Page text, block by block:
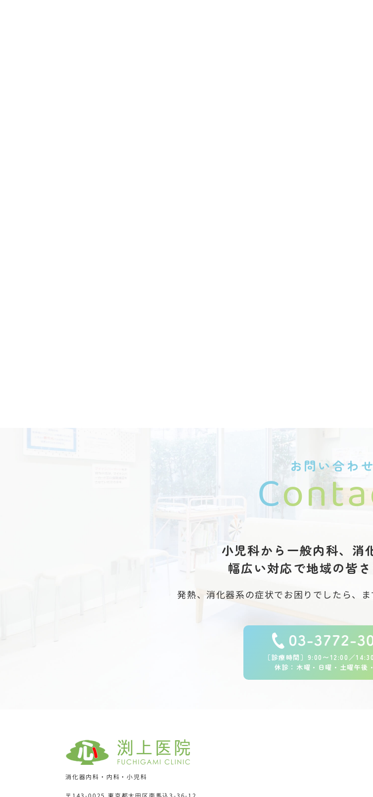
お問い合わせ
C
小児科から一般内科、 消
幅広い対応で地域の皆
発熱、消化器系の症状でお困りでしたら、
［診療時間］9:00〜12:00／
休診：木曜・日曜・土曜午後
消化器内科・内科・小児科
〒143-0025 東京都大田区南馬込3-36-12